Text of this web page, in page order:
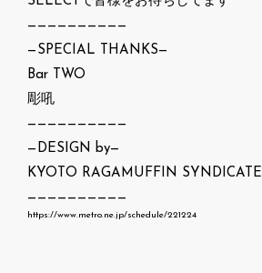
——————————
—SPECIAL THANKS—
Bar TWO
彫吼
——————————
—DESIGN by—
KYOTO RAGAMUFFIN SYNDICATE
——————————
https://www.metro.ne.jp/schedule/221224